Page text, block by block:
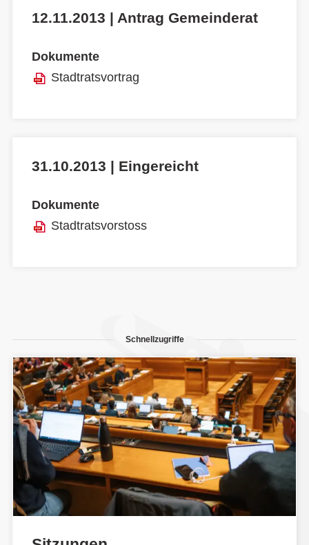
12.11.2013 | Antrag Gemeinderat
Dokumente
Stadtratsvortrag
31.10.2013 | Eingereicht
Dokumente
Stadtratsvorstoss
Schnellzugriffe